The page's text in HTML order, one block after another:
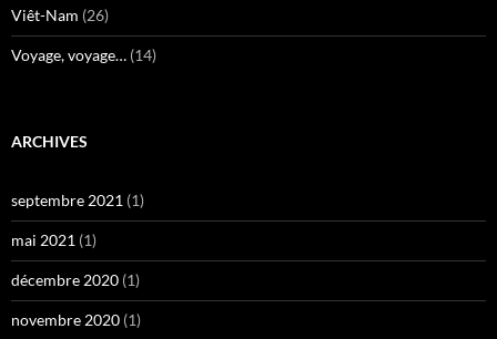
Viêt-Nam (26)
Voyage, voyage… (14)
ARCHIVES
septembre 2021 (1)
mai 2021 (1)
décembre 2020 (1)
novembre 2020 (1)